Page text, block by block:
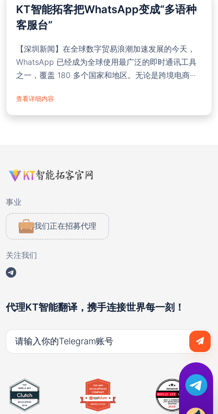
KT智能拓客把WhatsApp变成“多语种
客服台”
【深圳新闻】在全球数字贸易浪潮加速发展的今天，
WhatsApp 已经成为全球使用最广泛的即时通讯工具
之一，覆盖 180 多个国家和地区。无论是跨境电商···
查看详细内容
事业
我们正在招募代理
关注我们
代理KT智能翻译，携手连接世界每一刻！